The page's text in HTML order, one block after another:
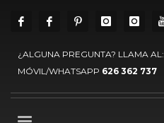
¿ALGUNA PREGUNTA? LLAMA AL:
MÓVIL/WHATSAPP 626 362 737